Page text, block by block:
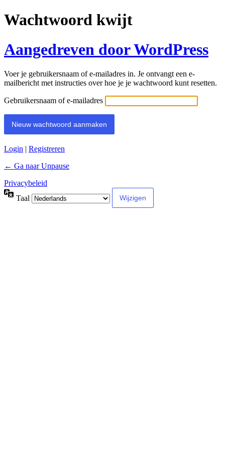
Wachtwoord kwijt
Aangedreven door WordPress
Voer je gebruikersnaam of e-mailadres in. Je ontvangt een e-
mailbericht met instructies over hoe je je wachtwoord kunt resetten.
Gebruikersnaam of e-mailadres
Login | Registreren
← Ga naar Unpause
Privacybeleid
Taal